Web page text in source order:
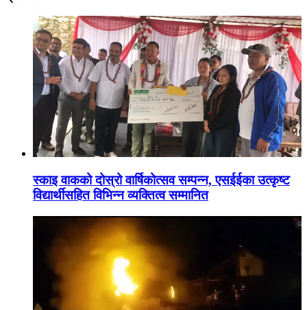
स्काइ वाकको दोस्रो वार्षिकोत्सव सम्पन्न, एसईईका उत्कृष्ट
विद्यार्थीसहित विभिन्न व्यक्तित्व सम्मानित